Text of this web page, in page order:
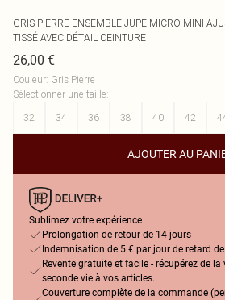
GRIS PIERRE ENSEMBLE JUPE MICRO MINI
TISSÉ AVEC DÉTAIL CEINTURE
26,00 €
Couleur: Gris Pierre
Sélectionner une taille:
32
34 36 38 40 42
AJOUTER AU
Sublimez votre expérience
Prolongation de retour de 14 jours
Indemnisation de 5 € par jour de retard
Revente gratuite et facile - récupérez de
seconde vie à vos articles.
Couverture complète de la commande